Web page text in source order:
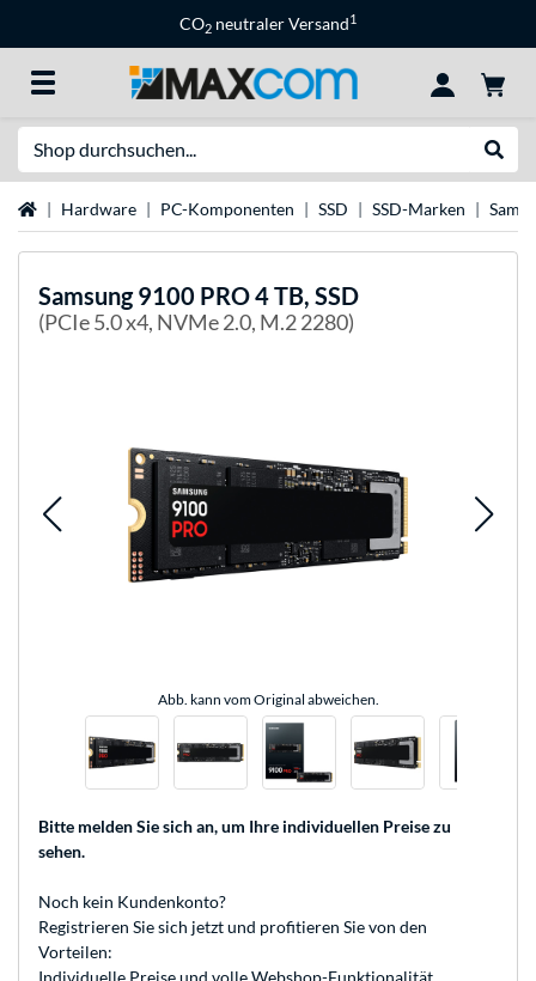
CO2 neutraler Versand1
StartseiteHardware PC-Komponenten SSD SSD-Marken
Samsung 9100 PRO 4 TB, SSD
(PCIe 5.0 x4, NVMe 2.0, M.2 2280)
Abb. kann vom Original abweichen.
Bitte melden Sie sich an, um Ihre individuellen Preise zu
sehen.
Noch kein Kundenkonto?
Registrieren Sie sich jetzt und profitieren Sie von den
Vorteilen:
Individuelle Preise und volle Webshop-Funktionalität